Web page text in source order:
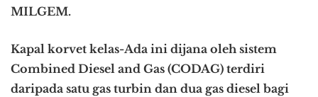
MILGEM.
Kapal korvet kelas-Ada ini dijana oleh sistem
Combined Diesel and Gas (CODAG) terdiri
daripada satu gas turbin dan dua gas diesel bagi